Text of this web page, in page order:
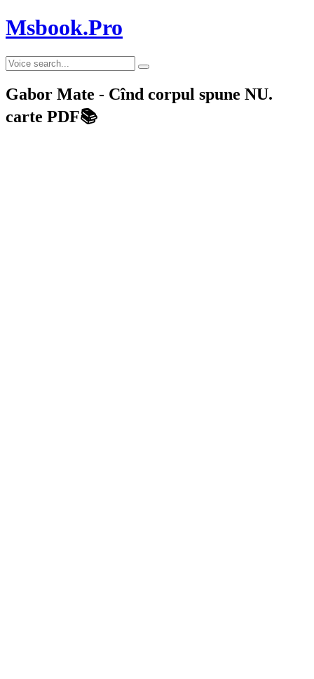
Msbook.Pro
Gabor Mate - Cînd corpul spune NU.
carte PDF📚